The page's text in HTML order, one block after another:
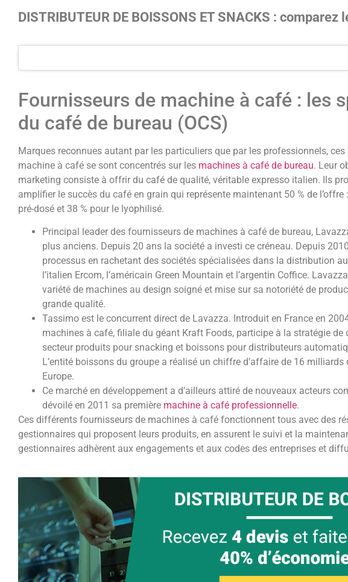
DISTRIBUTEUR DE BOISSONS ET SNACKS :
Fournisseurs de machine à café : les
du café de bureau (OCS)
Marques reconnues autant par les particuliers que par les professionnels,
machine à café se sont concentrés sur les machines à café de bureau. Leur
marketing consiste à offrir du café de qualité, véritable expresso italien. Ils
amplifier le succès du café en grain qui représente maintenant 50 % de l’offre
pré-dosé et 38 % pour le lyophilisé.
Principal leader des fournisseurs de machines à café de bureau,
plus anciens. Depuis 20 ans la société a investi ce créneau. Depuis
processus en rachetant des sociétés spécialisées dans la distribution
l’italien Ercom, l’américain Green Mountain et l’argentin Coffice.
variété de machines au design soigné et mise sur sa notoriété de
grande qualité.
Tassimo est le concurrent direct de Lavazza. Introduit en France en
machines à café, filiale du géant Kraft Foods, participe à la stratégie de
secteur produits pour snacking et boissons pour distributeurs
L’entité boissons du groupe a réalisé un chiffre d’affaire de 16 milliards
Europe.
Ce marché en développement a d’ailleurs attiré de nouveaux acteurs
dévoilé en 2011 sa première machine à café professionnelle.
Ces différents fournisseurs de machines à café fonctionnent tous avec des
gestionnaires qui proposent leurs produits, en assurent le suivi et la
gestionnaires adhèrent aux engagements et aux codes des entreprises et